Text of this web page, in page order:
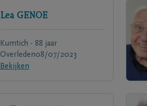
Lea GENOE
Kumtich - 88 jaar
Overleden08/07/2023
Bekijken